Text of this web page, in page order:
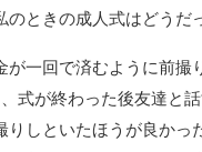
のときの成人式はどうだ
一回で済むように前撮
式が終わった後友達と
りしといたほうが良かっ